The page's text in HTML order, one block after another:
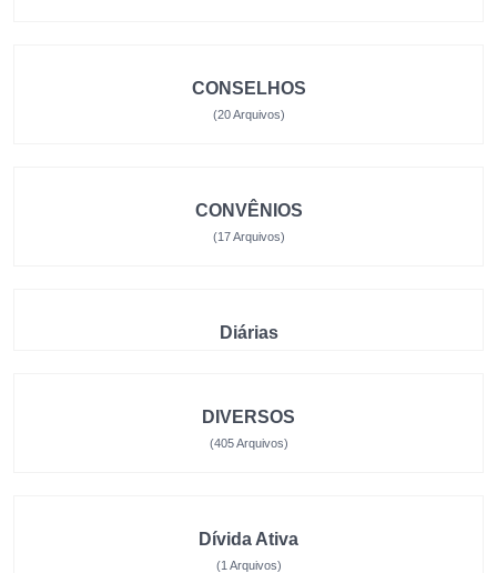
CONSELHOS
(20 Arquivos)
CONVÊNIOS
(17 Arquivos)
Diárias
DIVERSOS
(405 Arquivos)
Dívida Ativa
(1 Arquivos)